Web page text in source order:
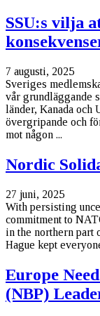
SSU:s vilja
7 augusti, 2025
Sveriges
vår grundläggande
länder, Kanada och
övergripande och
mot någon ...
Nordic
27 juni, 2025
With persisting
commitment to
in the northern part
Hague kept
Europe
(NBP)